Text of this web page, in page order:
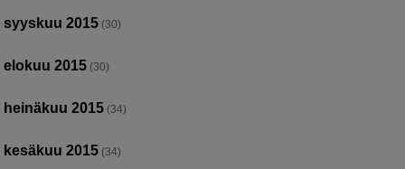
syyskuu 2015 (30)
elokuu 2015 (30)
heinäkuu 2015 (34)
kesäkuu 2015 (34)